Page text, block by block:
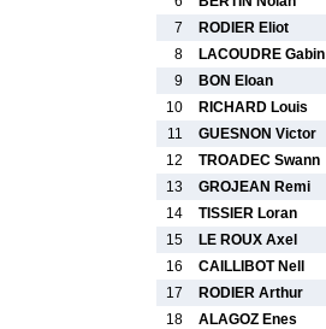
7
RODIER Eliot
8
LACOUDRE Gabin
9
BON Eloan
10
RICHARD Louis
11
GUESNON Victor
12
TROADEC Swann
13
GROJEAN Remi
14
TISSIER Loran
15
LE ROUX Axel
16
CAILLIBOT Nell
17
RODIER Arthur
18
ALAGOZ Enes